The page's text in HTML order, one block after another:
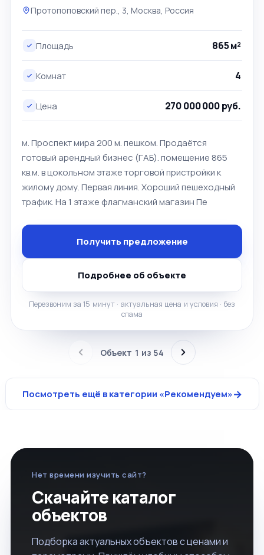
Протопоповский пер., 3, Москва, Россия
Площадь 865 м²
Комнат 4
Цена 270 000 000 руб.
м. Проспект мира 200 м. пешком. Продаётся
готовый арендный бизнес (ГАБ). помещение 865
кв.м. в цокольном этаже торговой пристройки к
жилому дому. Первая линия. Хороший пешеходный
трафик. На 1 этаже флагманский магазин Пе
Получить предложение
Подробнее об объекте
Перезвоним за 15 минут · актуальная цена и условия · без
спама
Объект 1 из 54
Посмотреть ещё в категории «Рекомендуем»→
Нет времени изучить сайт?
Скачайте каталог
объектов
Подборка актуальных объектов с ценами и